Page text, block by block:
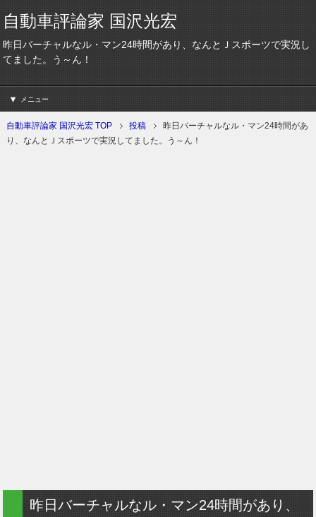
自動車評論家 国沢光宏
昨日バーチャルなル・マン24時間があり、なんとＪスポーツで実況し
てました。う～ん！
メニュー
自動車評論家 国沢光宏 TOP 投稿
昨日バーチャルなル・マン24時間があ
り、なんとＪスポーツで実況してました。う～ん！
昨日バーチャルなル・マン24時間があり、